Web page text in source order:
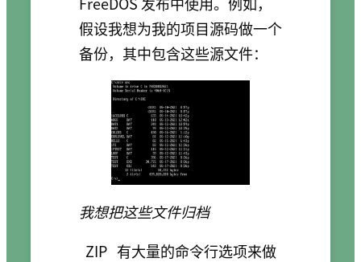
假设我想为我的项目源码做一个
备份，其中包含这些源文件：
我想把这些文件归档
ZIP 有大量的命令行选项来做